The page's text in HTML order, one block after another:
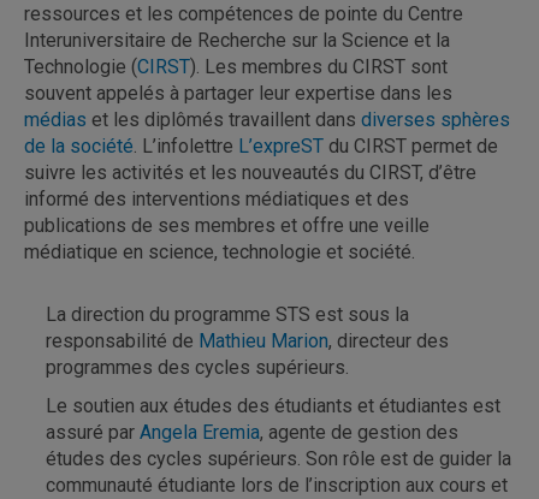
ressources et les compétences de pointe du Centre
Interuniversitaire de Recherche sur la Science et la
Technologie (CIRST). Les membres du CIRST sont
souvent appelés à partager leur expertise dans les
médias et les diplômés travaillent dans diverses sphères
de la société. L’infolettre L’expreST du CIRST permet de
suivre les activités et les nouveautés du CIRST, d’être
informé des interventions médiatiques et des
publications de ses membres et offre une veille
médiatique en science, technologie et société.
La direction du programme STS est sous la
responsabilité de Mathieu Marion, directeur des
programmes des cycles supérieurs.
Le soutien aux études des étudiants et étudiantes est
assuré par Angela Eremia, agente de gestion des
études des cycles supérieurs. Son rôle est de guider la
communauté étudiante lors de l’inscription aux cours et